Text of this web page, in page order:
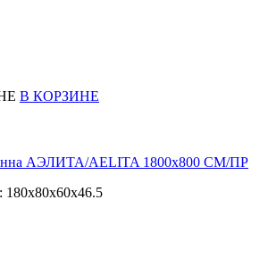
В КОРЗИНЕ
АЭЛИТА/AELITA 1800х800 СМ/ПР